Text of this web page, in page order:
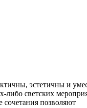
эстетичны и
либо светских
позволяют